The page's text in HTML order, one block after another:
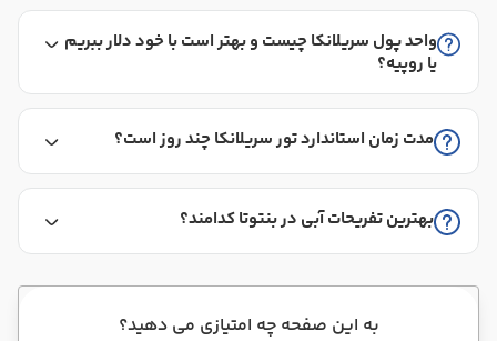
واحد پول سریلانکا چیست و بهتر است با خود دلار ببریم
یا روپیه؟
مدت زمان استاندارد تور سریلانکا چند روز است؟
بهترین تفریحات آبی در بنتوتا کدامند؟
به این صفحه چه امتیازی می دهید؟